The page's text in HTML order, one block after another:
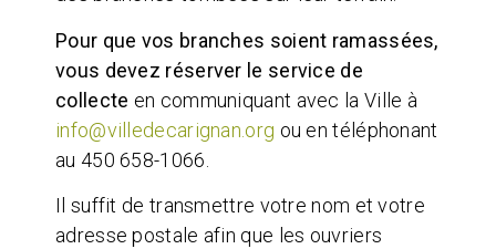
Pour que vos branches soient ramassées,
vous devez réserver le service de
collecte en communiquant avec la Ville à
info@villedecarignan.org ou en téléphonant
au 450 658-1066.
Il suffit de transmettre votre nom et votre
adresse postale afin que les ouvriers